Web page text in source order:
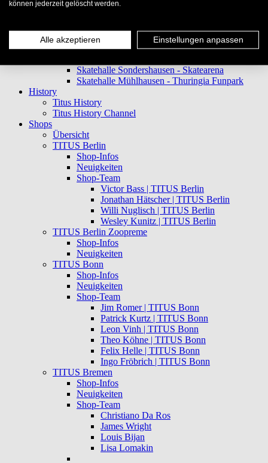
Skatehalle Wiesbaden
Skatehalle Hannover - Yard Skatehall
Skatehalle Wuppertal - Wicked Woods
Skatehalle Sondershausen - Skatearena
Skatehalle Mühlhausen - Thuringia Funpark
History
Titus History
Titus History Channel
Shops
Übersicht
TITUS Berlin
Shop-Infos
Neuigkeiten
Shop-Team
Victor Bass | TITUS Berlin
Jonathan Hätscher | TITUS Berlin
Willi Nuglisch | TITUS Berlin
Wesley Kunitz | TITUS Berlin
TITUS Berlin Zoopreme
Shop-Infos
Neuigkeiten
TITUS Bonn
Shop-Infos
Neuigkeiten
Shop-Team
Jim Romer | TITUS Bonn
Patrick Kurtz | TITUS Bonn
Leon Vinh | TITUS Bonn
Theo Köhne | TITUS Bonn
Felix Helle | TITUS Bonn
Ingo Fröbrich | TITUS Bonn
TITUS Bremen
Shop-Infos
Neuigkeiten
Shop-Team
Christiano Da Ros
James Wright
Louis Bijan
Lisa Lomakin
können jederzeit gelöscht werden.
Alle akzeptieren Einstellungen anpassen